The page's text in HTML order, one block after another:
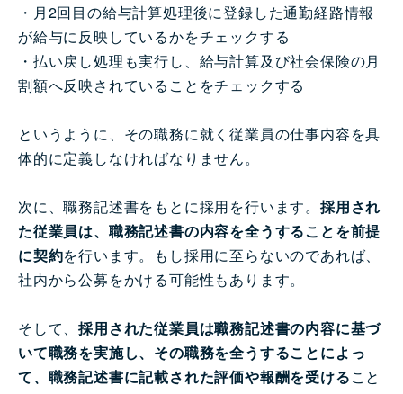
・月2回目の給与計算処理後に登録した通勤経路情報
が給与に反映しているかをチェックする
・払い戻し処理も実行し、給与計算及び社会保険の月
割額へ反映されていることをチェックする
というように、その職務に就く従業員の仕事内容を具
体的に定義しなければなりません。
次に、職務記述書をもとに採用を行います。 採用され
た従業員は、職務記述書の内容を全うすることを前提
に契約を行います。もし採用に至らないのであれば、
社内から公募をかける可能性もあります。
そして、採用された従業員は職務記述書の内容に基づ
いて職務を実施し、その職務を全うすることによっ
て、職務記述書に記載された評価や報酬を受けること